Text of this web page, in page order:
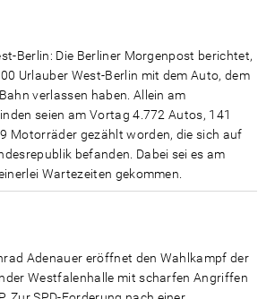
Berlin: Die Berliner Morgenpost berichtet,
Urlauber West-Berlin mit dem Auto, dem
verlassen haben. Allein am
seien am Vortag 4.772 Autos, 141
Motorräder gezählt worden, die sich auf
befanden. Dabei sei es am
Wartezeiten gekommen.
Adenauer eröffnet den Wahlkampf der
Westfalenhalle mit scharfen Angriffen